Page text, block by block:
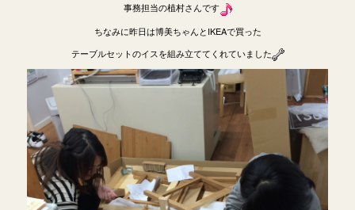
事務担当の植村さんです
ちなみに昨日は博美ちゃんとIKEAで買った
テーブルセットのイスを組み立ててくれていました